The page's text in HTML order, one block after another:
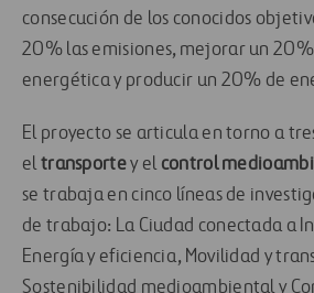
consecución de los conocidos
20% las emisiones, mejorar un
energética y producir un 20% de
El proyecto se articula en torno a
eltransportey el control
se trabaja en cinco líneas de
de trabajo: La Ciudad conectada a
Energía y eficiencia, Movilidad y
Sostenibilidad medioambiental y